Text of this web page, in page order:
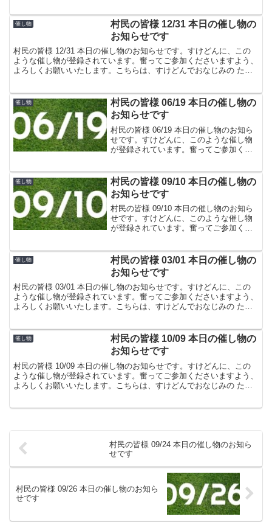
催し物
村民の皆様 12/31 本日の催し物の
お知らせです
村民の皆様 12/31 本日の催し物のお知らせです。すけどんに、この
ような催し物が登録されています。奮ってご参加くださいますよう、
よろしくお願いいたします。こちらは、すけどんでおなじみの たま
催し物
村民の皆様 06/19 本日の催し物の
お知らせです
村民の皆様 06/19 本日の催し物のお知ら
せです。すけどんに、このような催し物
が登録されています。奮ってご参加くだ
ま屋でした。
催し物
村民の皆様 09/10 本日の催し物の
お知らせです
村民の皆様 09/10 本日の催し物のお知ら
せです。すけどんに、このような催し物
が登録されています。奮ってご参加くだ
ま屋でした。
催し物
村民の皆様 03/01 本日の催し物の
お知らせです
村民の皆様 03/01 本日の催し物のお知らせです。すけどんに、この
ような催し物が登録されています。奮ってご参加くださいますよう、
よろしくお願いいたします。こちらは、すけどんでおなじみの たま
催し物
村民の皆様 10/09 本日の催し物の
お知らせです
村民の皆様 10/09 本日の催し物のお知らせです。すけどんに、この
ような催し物が登録されています。奮ってご参加くださいますよう、
よろしくお願いいたします。こちらは、すけどんでおなじみの たま
村民の皆様 09/24 本日の催し物のお知ら
せです
村民の皆様 09/26 本日の催し物のお知ら
せです